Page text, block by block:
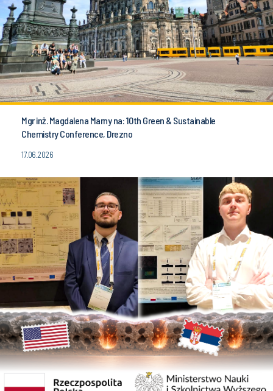
Mgr inż. Magdalena Marny na: 10th Green & Sustainable
Chemistry Conference, Drezno
17.06.2026